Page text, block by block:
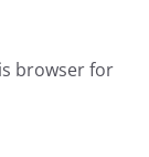
browser for